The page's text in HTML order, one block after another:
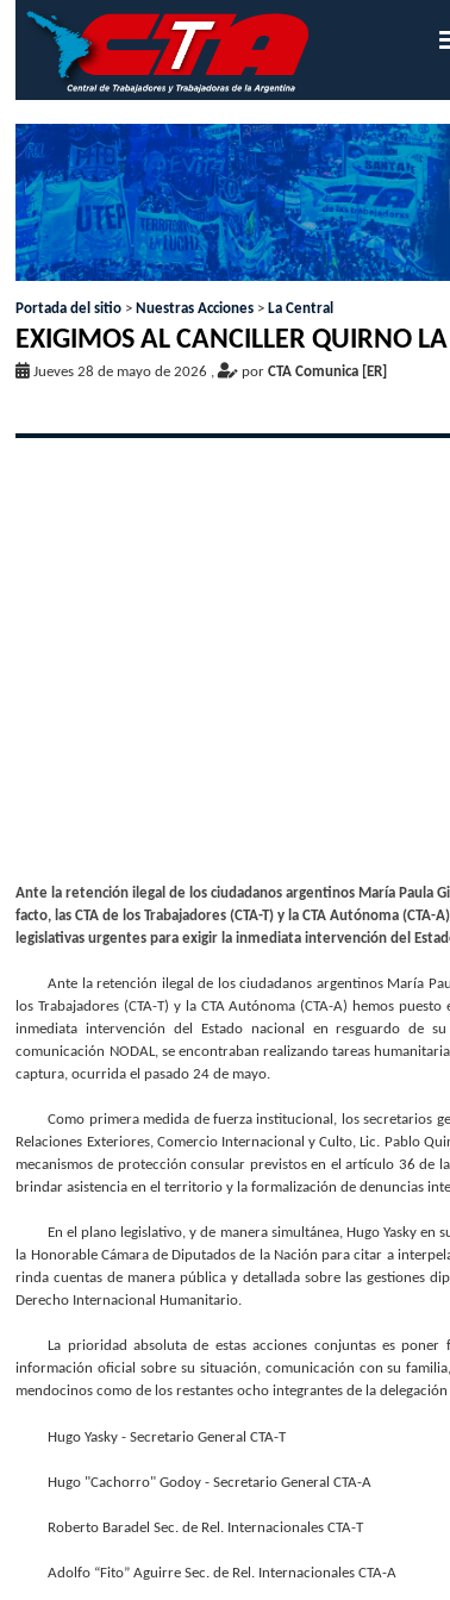
Portada del sitio > Nuestras Acciones > La Central
EXIGIMOS AL CANCILLER QUIRNO
Jueves 28 de mayo de 2026 , porCTA Comunica [ER]
Ante la retención ilegal de los ciudadanos argentinos María Paula
facto, las CTA de los Trabajadores (CTA-T) y la CTA Autónoma
legislativas urgentes para exigir la inmediata intervención del
Ante la retención ilegal de los ciudadanos argentinos María
los Trabajadores (CTA-T) y la CTA Autónoma (CTA-A) hemos
inmediata intervención del Estado nacional en resguardo de
comunicación NODAL, se encontraban realizando tareas
captura, ocurrida el pasado 24 de mayo.
Como primera medida de fuerza institucional, los secretarios
Relaciones Exteriores, Comercio Internacional y Culto, Lic. Pablo
mecanismos de protección consular previstos en el artículo 36 de
brindar asistencia en el territorio y la formalización de denuncias
En el plano legislativo, y de manera simultánea, Hugo Yasky
la Honorable Cámara de Diputados de la Nación para citar a
rinda cuentas de manera pública y detallada sobre las gestiones
Derecho Internacional Humanitario.
La prioridad absoluta de estas acciones conjuntas es
información oficial sobre su situación, comunicación con su
mendocinos como de los restantes ocho integrantes de la
Hugo Yasky - Secretario General CTA-T
Hugo "Cachorro" Godoy - Secretario General CTA-A
Roberto Baradel Sec. de Rel. Internacionales CTA-T
Adolfo “Fito” Aguirre Sec. de Rel. Internacionales CTA-A